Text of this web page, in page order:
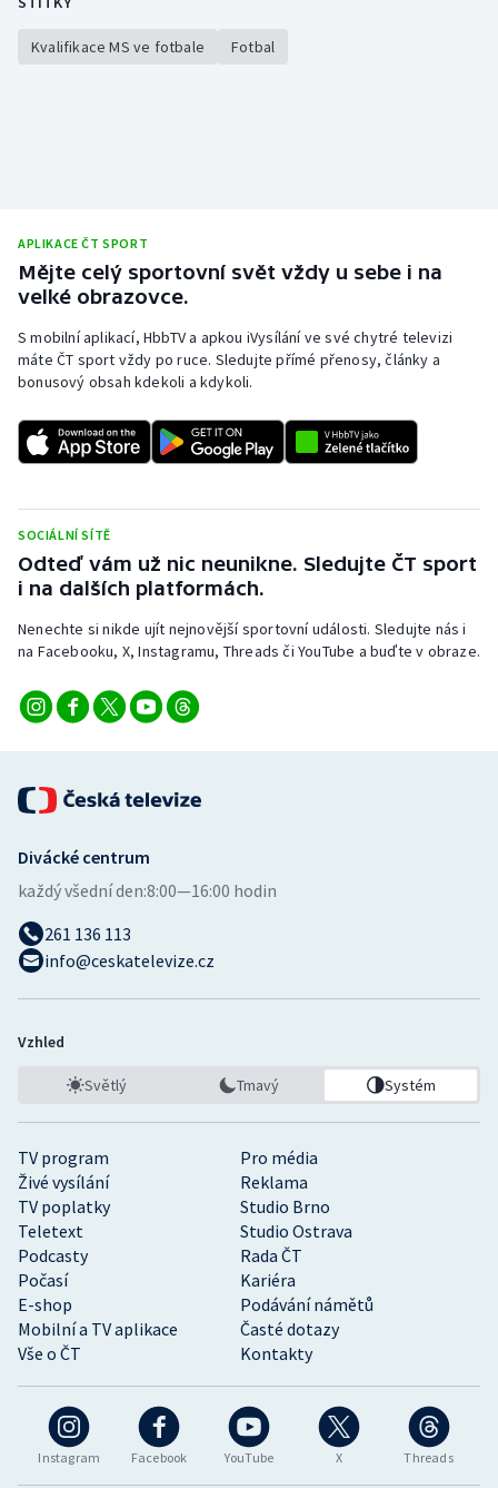
Kvalifikace MS ve fotbale Fotbal
APLIKACE ČT SPORT
Mějte celý sportovní svět vždy u sebe i na
velké obrazovce.
S mobilní aplikací, HbbTV a apkou iVysílání ve své chytré televizi
máte ČT sport vždy po ruce. Sledujte přímé přenosy, články a
bonusový obsah kdekoli a kdykoli.
SOCIÁLNÍ SÍTĚ
Odteď vám už nic neunikne. Sledujte ČT sport
i na dalších platformách.
Nenechte si nikde ujít nejnovější sportovní události. Sledujte nás i
na Facebooku, X, Instagramu, Threads či YouTube a buďte v obraze.
Instagram Facebook YouTube X Threads
TV program
Pro média
Živé vysílání
Reklama
TV poplatky
Studio Brno
Teletext
Studio Ostrava
Podcasty
Rada ČT
Počasí
Kariéra
E-shop
Podávání námětů
Mobilní a TV aplikace
Časté dotazy
Vše o ČT
Kontakty
Divácké centrum
každý všední den:8:00—16:00 hodin
261 136 113
info@ceskatelevize.cz
Vzhled
Světlý Tmavý Systém